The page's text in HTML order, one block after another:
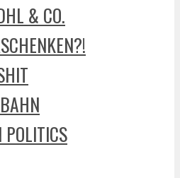
& CO.
POLITICS